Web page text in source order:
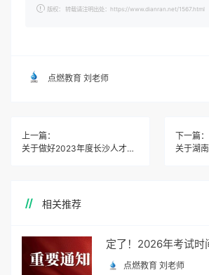
版权： 转载请注明出处：https://www.dianran.net/1567.html
点燃教育 刘老师
上一篇：
关于做好2023年度长沙人才集团有限公司工程系列中级职称评审工作的通知
下一篇：
相关推荐
定了！2026年考试
点燃教育 刘老师